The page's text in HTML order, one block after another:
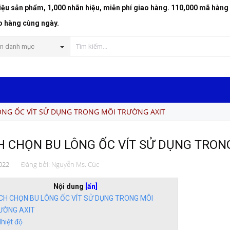
sản phẩm, 1,000 nhãn hiệu, miễn phí giao hàng. 110,000 mã
hàng cùng ngày.
danh mục
ỐC VÍT SỬ DỤNG TRONG MÔI TRƯỜNG AXIT
CHỌN BU LÔNG ỐC VÍT SỬ DỤNG
Đăng bởi: Nguyễn Ms. Cúc
Nội dung [ẩn]
CHỌN BU LÔNG ỐC VÍT SỬ DỤNG TRONG MÔI
AXIT
độ